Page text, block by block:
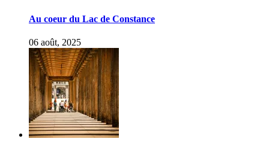
Au coeur du Lac de Constance
06 août, 2025